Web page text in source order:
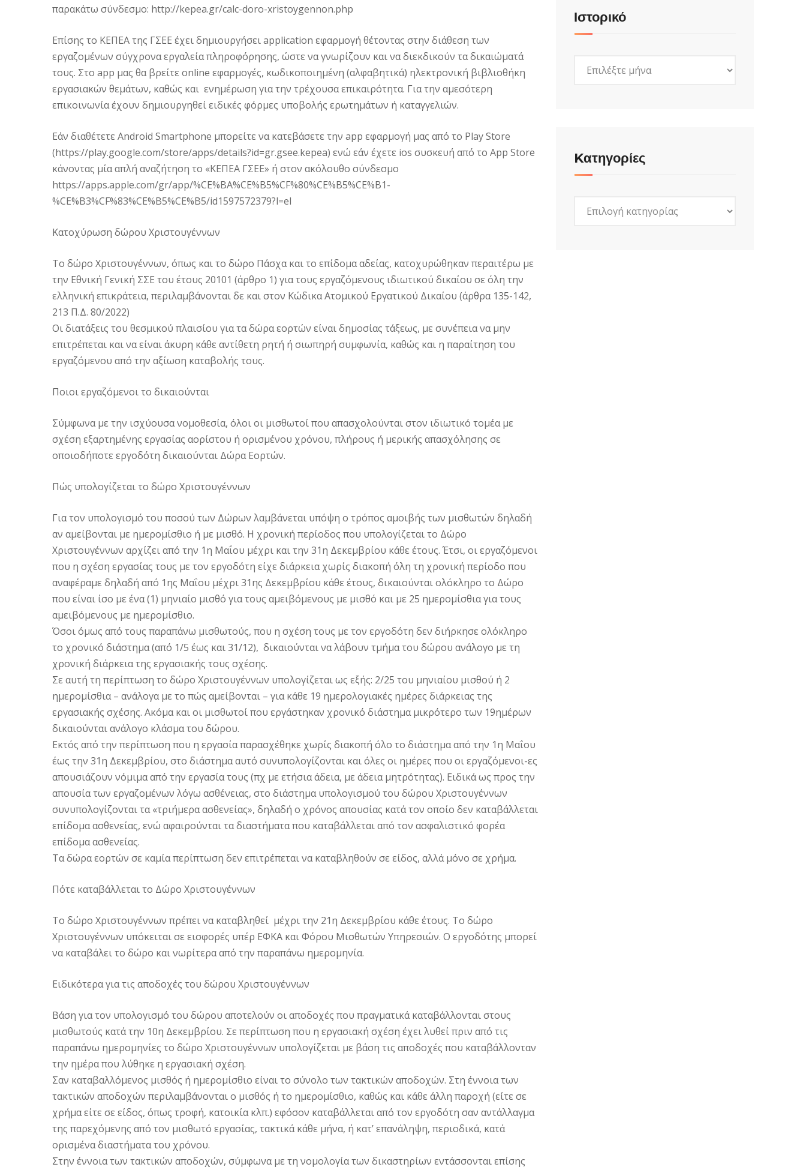
παρακάτω σύνδεσμο: http://kepea.gr/calc-doro-xristoygennon.php
Επίσης το ΚΕΠΕΑ της ΓΣΕΕ έχει δημιουργήσει application εφαρμογή θέτοντας στην διάθεση των
εργαζομένων σύγχρονα εργαλεία πληροφόρησης, ώστε να γνωρίζουν και να διεκδικούν τα δικαιώματά
τους. Στο app μας θα βρείτε online εφαρμογές, κωδικοποιημένη (αλφαβητικά) ηλεκτρονική βιβλιοθήκη
εργασιακών θεμάτων, καθώς και ενημέρωση για την τρέχουσα επικαιρότητα. Για την αμεσότερη
επικοινωνία έχουν δημιουργηθεί ειδικές φόρμες υποβολής ερωτημάτων ή καταγγελιών.
Εάν διαθέτετε Android Smartphone μπορείτε να κατεβάσετε την app εφαρμογή μας από το Play Store
(https://play.google.com/store/apps/details?id=gr.gsee.kepea) ενώ εάν έχετε ios συσκευή από το App Store
κάνοντας μία απλή αναζήτηση το «ΚΕΠΕΑ ΓΣΕΕ» ή στον ακόλουθο σύνδεσμο
https://apps.apple.com/gr/app/%CE%BA%CE%B5%CF%80%CE%B5%CE%B1-
%CE%B3%CF%83%CE%B5%CE%B5/id1597572379?l=el
Κατοχύρωση δώρου Χριστουγέννων
Το δώρο Χριστουγέννων, όπως και το δώρο Πάσχα και το επίδομα αδείας, κατοχυρώθηκαν περαιτέρω με
την Εθνική Γενική ΣΣΕ του έτους 20101 (άρθρο 1) για τους εργαζόμενους ιδιωτικού δικαίου σε όλη την
ελληνική επικράτεια, περιλαμβάνονται δε και στον Κώδικα Ατομικού Εργατικού Δικαίου (άρθρα 135-142,
213 Π.Δ. 80/2022)
Οι διατάξεις του θεσμικού πλαισίου για τα δώρα εορτών είναι δημοσίας τάξεως, με συνέπεια να μην
επιτρέπεται και να είναι άκυρη κάθε αντίθετη ρητή ή σιωπηρή συμφωνία, καθώς και η παραίτηση του
εργαζόμενου από την αξίωση καταβολής τους.
Ποιοι εργαζόμενοι το δικαιούνται
Σύμφωνα με την ισχύουσα νομοθεσία, όλοι οι μισθωτοί που απασχολούνται στον ιδιωτικό τομέα με
σχέση εξαρτημένης εργασίας αορίστου ή ορισμένου χρόνου, πλήρους ή μερικής απασχόλησης σε
οποιοδήποτε εργοδότη δικαιούνται Δώρα Εορτών.
Πώς υπολογίζεται το δώρο Χριστουγέννων
Για τον υπολογισμό του ποσού των Δώρων λαμβάνεται υπόψη ο τρόπος αμοιβής των μισθωτών δηλαδή
αν αμείβονται με ημερομίσθιο ή με μισθό. Η χρονική περίοδος που υπολογίζεται το Δώρο
Χριστουγέννων αρχίζει από την 1η Μαΐου μέχρι και την 31η Δεκεμβρίου κάθε έτους. Έτσι, οι εργαζόμενοι
που η σχέση εργασίας τους με τον εργοδότη είχε διάρκεια χωρίς διακοπή όλη τη χρονική περίοδο που
αναφέραμε δηλαδή από 1ης Μαΐου μέχρι 31ης Δεκεμβρίου κάθε έτους, δικαιούνται ολόκληρο το Δώρο
που είναι ίσο με ένα (1) μηνιαίο μισθό για τους αμειβόμενους με μισθό και με 25 ημερομίσθια για τους
αμειβόμενους με ημερομίσθιο.
Όσοι όμως από τους παραπάνω μισθωτούς, που η σχέση τους με τον εργοδότη δεν διήρκησε ολόκληρο
το χρονικό διάστημα (από 1/5 έως και 31/12), δικαιούνται να λάβουν τμήμα του δώρου ανάλογο με τη
χρονική διάρκεια της εργασιακής τους σχέσης.
Σε αυτή τη περίπτωση το δώρο Χριστουγέννων υπολογίζεται ως εξής: 2/25 του μηνιαίου μισθού ή 2
ημερομίσθια – ανάλογα με το πώς αμείβονται – για κάθε 19 ημερολογιακές ημέρες διάρκειας της
εργασιακής σχέσης. Ακόμα και οι μισθωτοί που εργάστηκαν χρονικό διάστημα μικρότερο των 19ημέρων
δικαιούνται ανάλογο κλάσμα του δώρου.
Εκτός από την περίπτωση που η εργασία παρασχέθηκε χωρίς διακοπή όλο το διάστημα από την 1η Μαΐου
έως την 31η Δεκεμβρίου, στο διάστημα αυτό συνυπολογίζονται και όλες οι ημέρες που οι εργαζόμενοι-ες
απουσιάζουν νόμιμα από την εργασία τους (πχ με ετήσια άδεια, με άδεια μητρότητας). Ειδικά ως προς την
απουσία των εργαζομένων λόγω ασθένειας, στο διάστημα υπολογισμού του δώρου Χριστουγέννων
συνυπολογίζονται τα «τριήμερα ασθενείας», δηλαδή ο χρόνος απουσίας κατά τον οποίο δεν καταβάλλεται
επίδομα ασθενείας, ενώ αφαιρούνται τα διαστήματα που καταβάλλεται από τον ασφαλιστικό φορέα
επίδομα ασθενείας.
Τα δώρα εορτών σε καμία περίπτωση δεν επιτρέπεται να καταβληθούν σε είδος, αλλά μόνο σε χρήμα.
Πότε καταβάλλεται το Δώρο Χριστουγέννων
Το δώρο Χριστουγέννων πρέπει να καταβληθεί μέχρι την 21η Δεκεμβρίου κάθε έτους. Το δώρο
Χριστουγέννων υπόκειται σε εισφορές υπέρ ΕΦΚΑ και Φόρου Μισθωτών Υπηρεσιών. Ο εργοδότης μπορεί
να καταβάλει το δώρο και νωρίτερα από την παραπάνω ημερομηνία.
Ειδικότερα για τις αποδοχές του δώρου Χριστουγέννων
Βάση για τον υπολογισμό του δώρου αποτελούν οι αποδοχές που πραγματικά καταβάλλονται στους
μισθωτούς κατά την 10η Δεκεμβρίου. Σε περίπτωση που η εργασιακή σχέση έχει λυθεί πριν από τις
παραπάνω ημερομηνίες το δώρο Χριστουγέννων υπολογίζεται με βάση τις αποδοχές που καταβάλλονταν
την ημέρα που λύθηκε η εργασιακή σχέση.
Σαν καταβαλλόμενος μισθός ή ημερομίσθιο είναι το σύνολο των τακτικών αποδοχών. Στη έννοια των
τακτικών αποδοχών περιλαμβάνονται ο μισθός ή το ημερομίσθιο, καθώς και κάθε άλλη παροχή (είτε σε
χρήμα είτε σε είδος, όπως τροφή, κατοικία κλπ.) εφόσον καταβάλλεται από τον εργοδότη σαν αντάλλαγμα
της παρεχόμενης από τον μισθωτό εργασίας, τακτικά κάθε μήνα, ή κατ’ επανάληψη, περιοδικά, κατά
ορισμένα διαστήματα του χρόνου.
Στην έννοια των τακτικών αποδοχών, σύμφωνα με τη νομολογία των δικαστηρίων εντάσσονται επίσης
Ιστορικό
Kατηγορίες